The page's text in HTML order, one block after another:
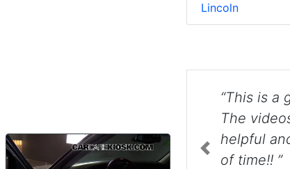
Lincoln
“This is a great website!
The videos are very
helpful and saved me a lot
of time!! ”
Previous